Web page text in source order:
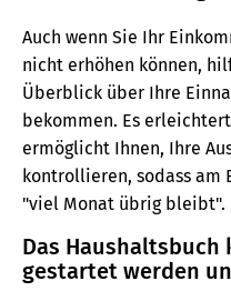
Auch wenn Sie Ihr
nicht erhöhen können,
Überblick über Ihre
bekommen. Es
ermöglicht Ihnen, Ihre
kontrollieren, sodass am
"viel Monat übrig bleibt".
Das
gestartet werden